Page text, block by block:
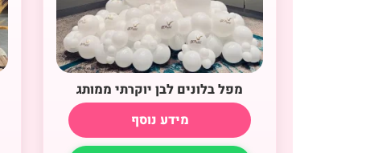
מפל בלונים לבן יוקרתי ממותג
מידע נוסף